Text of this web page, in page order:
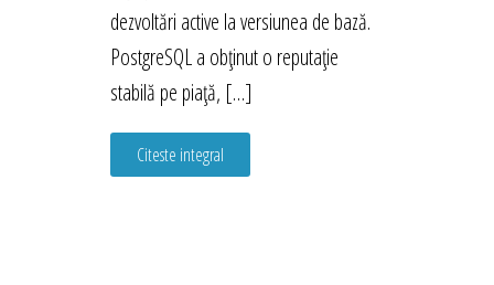
dezvoltări active la versiunea de bază.
PostgreSQL a obținut o reputație
stabilă pe piață, […]
Citeste integral